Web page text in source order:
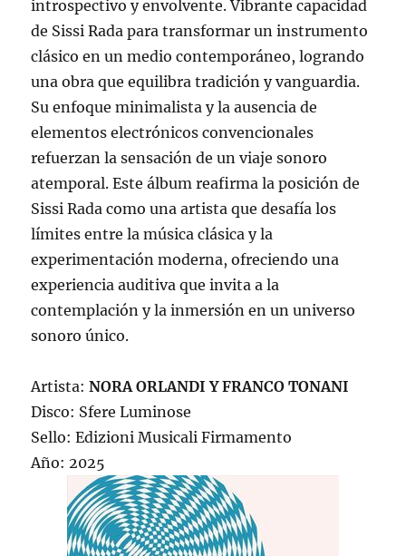
introspectivo y envolvente. Vibrante capacidad
de Sissi Rada para transformar un instrumento
clásico en un medio contemporáneo, logrando
una obra que equilibra tradición y vanguardia.
Su enfoque minimalista y la ausencia de
elementos electrónicos convencionales
refuerzan la sensación de un viaje sonoro
atemporal. Este álbum reafirma la posición de
Sissi Rada como una artista que desafía los
límites entre la música clásica y la
experimentación moderna, ofreciendo una
experiencia auditiva que invita a la
contemplación y la inmersión en un universo
sonoro único.
Artista:NORA ORLANDI Y FRANCO TONANI
Disco: Sfere Luminose
Sello: Edizioni Musicali Firmamento
Año: 2025